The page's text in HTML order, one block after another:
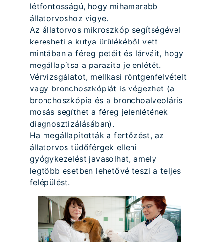
létfontosságú, hogy mihamarabb
állatorvoshoz vigye.
Az állatorvos mikroszkóp segítségével
keresheti a kutya ürülékéből vett
mintában a féreg petéit és lárváit, hogy
megállapítsa a parazita jelenlétét.
Vérvizsgálatot, mellkasi röntgenfelvételt
vagy bronchoszkópiát is végezhet (a
bronchoszkópia és a bronchoalveoláris
mosás segíthet a féreg jelenlétének
diagnosztizálásában).
Ha megállapították a fertőzést, az
állatorvos tüdőférgek elleni
gyógykezelést javasolhat, amely
legtöbb esetben lehetővé teszi a teljes
felépülést.